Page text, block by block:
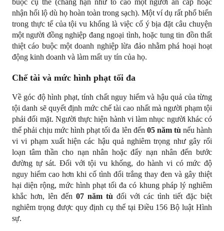
nhận hối lộ dù họ hoàn toàn trong sạch). Một ví dụ rất phổ biến
trong thực tế của tội vu khống là việc cố ý bịa đặt câu chuyện
một người đồng nghiệp đang ngoại tình, hoặc tung tin đồn thất
thiệt cáo buộc một doanh nghiệp lừa đảo nhằm phá hoại hoạt
động kinh doanh và làm mất uy tín của họ.
Chế tài và mức hình phạt tối đa
Về góc độ hình phạt, tính chất nguy hiểm và hậu quả của từng
tội danh sẽ quyết định mức chế tài cao nhất mà người phạm tội
phải đối mặt. Người thực hiện hành vi làm nhục người khác có
thể phải chịu mức hình phạt tối đa lên đến 05 năm tù nếu hành
vi vi phạm xuất hiện các hậu quả nghiêm trọng như gây rối
loạn tâm thần cho nạn nhân hoặc đẩy nạn nhân đến bước
đường tự sát. Đối với tội vu khống, do hành vi có mức độ
nguy hiểm cao hơn khi cố tình đổi trắng thay đen và gây thiệt
hại diện rộng, mức hình phạt tối đa có khung pháp lý nghiêm
khắc hơn, lên đến 07 năm tù đối với các tình tiết đặc biệt
nghiêm trọng được quy định cụ thể tại Điều 156 Bộ luật Hình
sự.